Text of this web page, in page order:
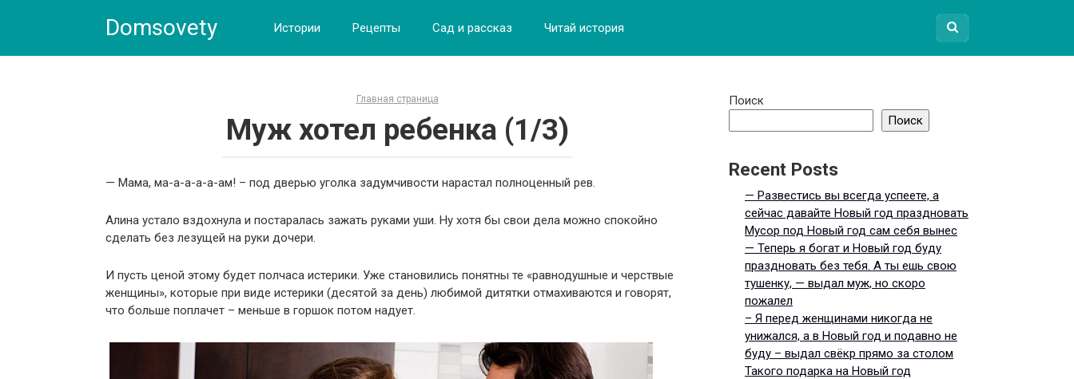
Domsovety Истории Рецепты Сад и рассказ Читай история
Главная страница
Муж хотел ребенка (1/3)
— Мама, ма-а-а-а-а-ам! – под дверью уголка задумчивости нарастал полноценный рев.
Алина устало вздохнула и постаралась зажать руками уши. Ну хотя бы свои дела можно спокойно
сделать без лезущей на руки дочери.
И пусть ценой этому будет полчаса истерики. Уже становились понятны те «равнодушные и черствые
женщины», которые при виде истерики (десятой за день) любимой дитятки отмахиваются и говорят,
что больше поплачет – меньше в горшок потом надует.
Поиск
Поиск
Recent Posts
— Развестись вы всегда успеете, а
сейчас давайте Новый год праздновать
Мусор под Новый год сам себя вынес
— Теперь я богат и Новый год буду
праздновать без тебя. А ты ешь свою
тушенку, — выдал муж, но скоро
пожалел
– Я перед женщинами никогда не
унижался, а в Новый год и подавно не
буду – выдал свёкр прямо за столом
Такого подарка на Новый год